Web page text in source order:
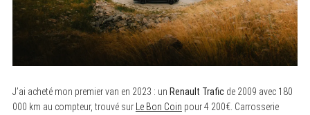
J’ai acheté mon premier van en 2023 : un Renault Traficde 2009 avec 180
000 km au compteur, trouvé sur
Le Bon Coin pour 4 200€. Carrosserie